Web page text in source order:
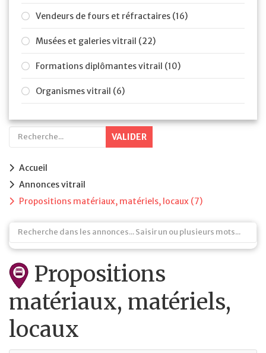
Vendeurs de fours et réfractaires (16)
Musées et galeries vitrail (22)
Formations diplômantes vitrail (10)
Organismes vitrail (6)
VALIDER
Accueil
Annonces vitrail
Propositions matériaux, matériels, locaux (7)
Propositions
matériaux, matériels,
locaux